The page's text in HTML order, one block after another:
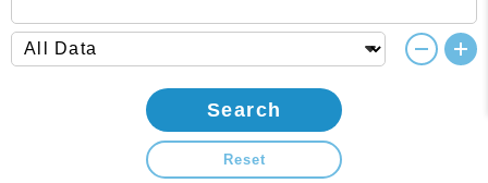
Search
Reset